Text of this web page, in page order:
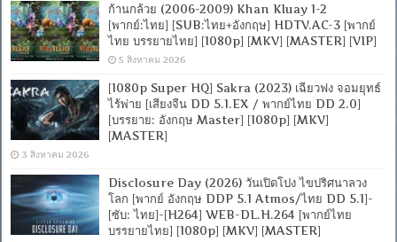
ก้านกล้วย (2006-2009) Khan Kluay 1-2
[พากย์:ไทย] [SUB:ไทย+อังกฤษ] HDTV.AC-3 [พากย์
ไทย บรรยายไทย] [1080p] [MKV] [MASTER] [VIP]
5 สิงหาคม 2026
[1080p Super HQ] Sakra (2023) เฉียวฟง จอมยุทธ์
ไร้พ่าย [เสียงจีน DD 5.1.EX / พากย์ไทย DD 2.0]
[บรรยาย: อังกฤษ Master] [1080p] [MKV]
[MASTER]
3 สิงหาคม 2026
Disclosure Day (2026) วันเปิดโปง ไขปริศนาลวง
โลก [พากย์ อังกฤษ DDP 5.1 Atmos/ไทย DD 5.1]-
[ซับ: ไทย]-[H264] WEB-DL.H.264 [พากย์ไทย
บรรยายไทย] [1080p] [MKV] [MASTER]